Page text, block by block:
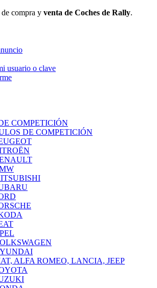
compra y venta de Coches de Rally.
usuario o clave
COMPETICIÓN
DE COMPETICIÓN
ALFA ROMEO, LANCIA, JEEP